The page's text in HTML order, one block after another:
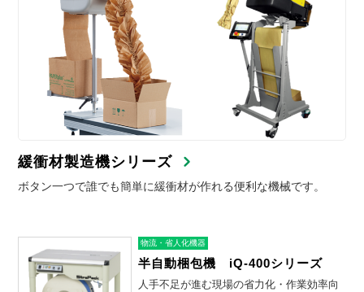
緩衝材製造機シリーズ
ボタン一つで誰でも簡単に緩衝材が作れる便利な機械です。
物流・省人化機器
半自動梱包機 iQ-400シリーズ
人手不足が進む現場の省力化・作業効率向